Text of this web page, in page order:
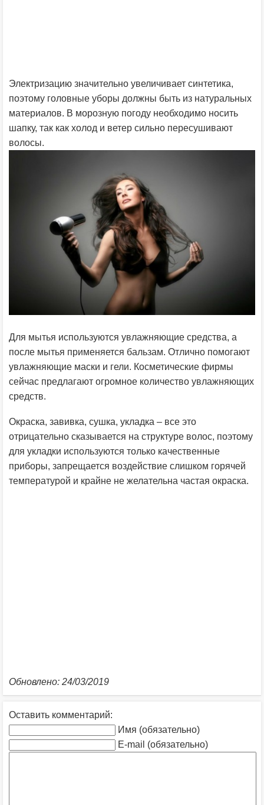
Электризацию значительно увеличивает синтетика,
поэтому головные уборы должны быть из натуральных
материалов. В морозную погоду необходимо носить
шапку, так как холод и ветер сильно пересушивают
волосы.
Для мытья используются увлажняющие средства, а
после мытья применяется бальзам. Отлично помогают
увлажняющие маски и гели. Косметические фирмы
сейчас предлагают огромное количество увлажняющих
средств.
Окраска, завивка, сушка, укладка – все это
отрицательно сказывается на структуре волос, поэтому
для укладки используются только качественные
приборы, запрещается воздействие слишком горячей
температурой и крайне не желательна частая окраска.
Обновлено: 24/03/2019
Оставить комментарий:
Имя (обязательно)
E-mail (обязательно)